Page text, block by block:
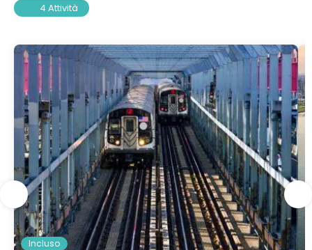
4 Attività
Incluso